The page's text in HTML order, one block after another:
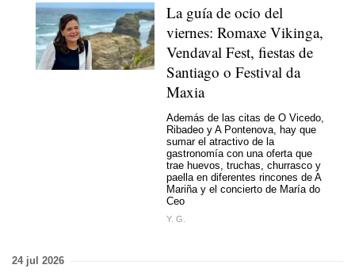
La guía de ocio del
viernes: Romaxe Vikinga,
Vendaval Fest, fiestas de
Santiago o Festival da
Maxia
Además de las citas de O Vicedo,
Ribadeo y A Pontenova, hay que
sumar el atractivo de la
gastronomía con una oferta que
trae huevos, truchas, churrasco y
paella en diferentes rincones de A
Mariña y el concierto de María do
Ceo
Y. G.
24 jul 2026